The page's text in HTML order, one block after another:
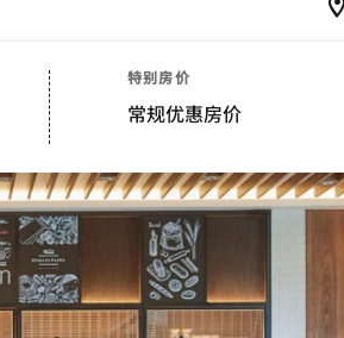
特别房价
常规优惠房价